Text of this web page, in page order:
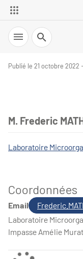
Recherche
Publié le 21 octobre 2022
M. Frederic
Laboratoire
Coordonnées
Email
Laboratoire
Impasse Amélie